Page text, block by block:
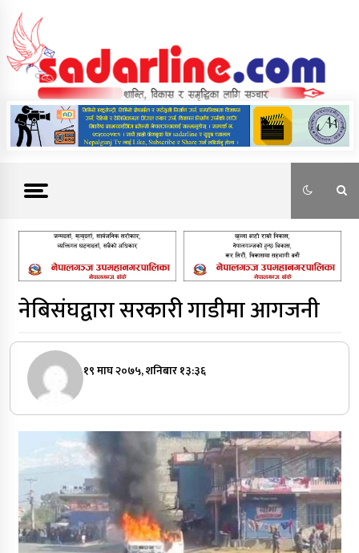
content
News For Nepal
नेबिसंघद्वारा सरकारी गाडीमा आगजनी
१९ माघ २०७५, शनिबार १३:३६